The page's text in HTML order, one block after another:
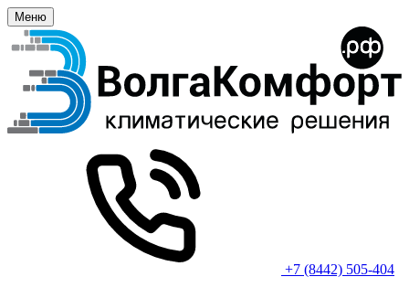
Меню
+7 (8442) 505-404